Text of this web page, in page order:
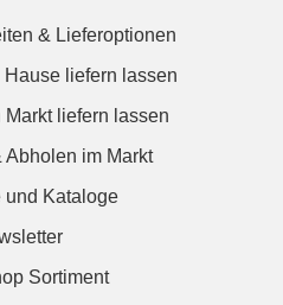
& Lieferoptionen
liefern lassen
Markt liefern lassen
Abholen im Markt
und Kataloge
Sortiment